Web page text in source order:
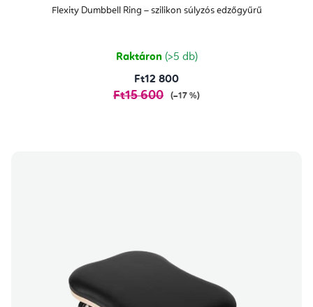
Flexity Dumbbell Ring – szilikon súlyzós edzőgyűrű
Raktáron (>5 db)
Ft12 800
Ft15 600 (–17 %)